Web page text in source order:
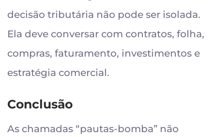
decisão tributária não pode ser isolada.
Ela deve conversar com contratos, folha,
compras, faturamento, investimentos e
estratégia comercial.
Conclusão
As chamadas “pautas-bomba” não